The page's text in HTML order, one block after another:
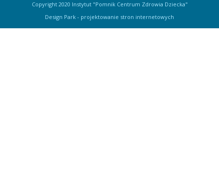
Copyright 2020 Instytut "Pomnik Centrum Zdrowia Dziecka"
Design Park - projektowanie stron internetowych